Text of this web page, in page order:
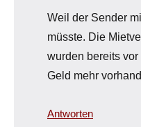
Weil der Sender
müsste. Die
wurden bereits
Geld mehr
Antworten